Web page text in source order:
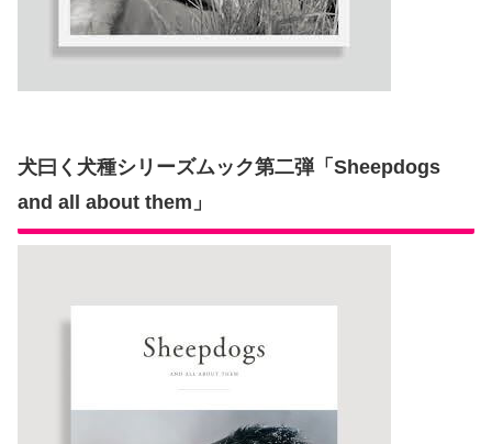
犬曰く犬種シリーズムック第二弾「Sheepdogs
and all about them」